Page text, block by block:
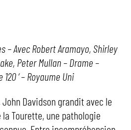
– Avec Robert Aramayo, Shirley
Peter Mullan – Drame –
120 ‘ – Royaume Uni
John Davidson grandit avec le
la Tourette, une pathologie